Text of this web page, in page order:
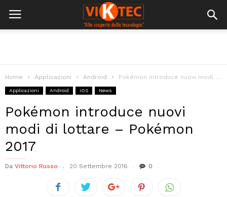
Home Applicazioni Android Pokémon introduce nuovi modi di lottare – Pokémon 2017
Applicazioni Android iOS News
Pokémon introduce nuovi
modi di lottare – Pokémon
2017
Da Vittorio Russo 20 Settembre 2016 0